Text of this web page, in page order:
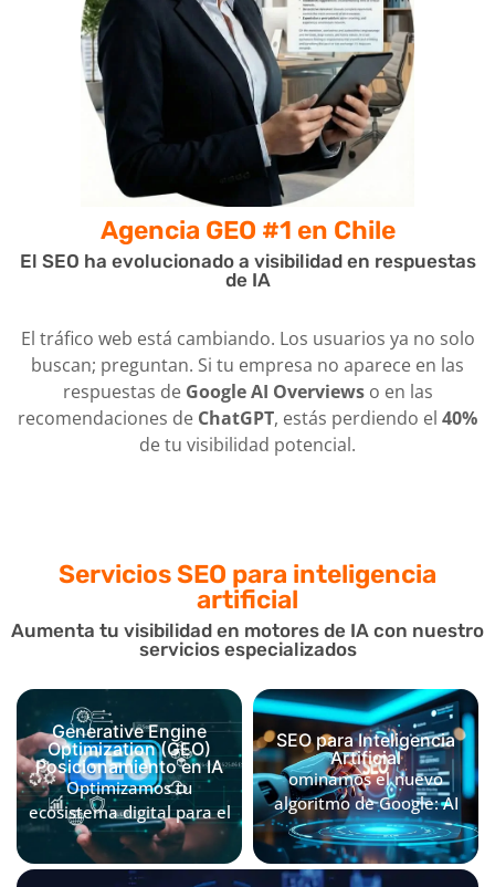
Agencia GEO #1 en Chile
El SEO ha evolucionado a visibilidad en respuestas
de IA
El tráfico web está cambiando. Los usuarios ya no solo
buscan; preguntan. Si tu empresa no aparece en las
respuestas de Google AI Overviewso en las
recomendaciones de ChatGPT, estás perdiendo el 40%
de tu visibilidad potencial.
Servicios SEO para inteligencia
artificial
Aumenta tu visibilidad en motores de IA con nuestro
servicios especializados
Generative Engine
Optimization (GEO)
Posicionamiento en IA
Optimizamos tu
ecosistema digital para el
Generative Engine
Optimization. No
SEO para Inteligencia
Artificial
ominamos el nuevo
algoritmo de Google: AI
Overviews (SGE).
Estructuramos tu
contenido para que